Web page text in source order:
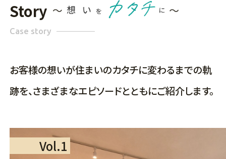
Story
Case story
お客様の想いが住まいのカタチに変わるまでの軌
跡を、さまざまなエピソードとともにご紹介します。
Vol.1